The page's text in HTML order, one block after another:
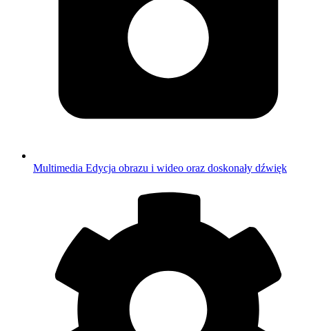
Multimedia Edycja obrazu i wideo oraz doskonały dźwięk